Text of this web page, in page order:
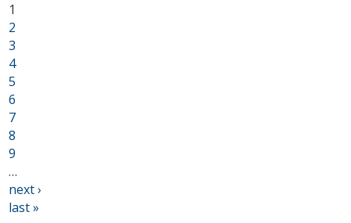
1
2
3
4
5
6
7
8
9
…
next ›
last »